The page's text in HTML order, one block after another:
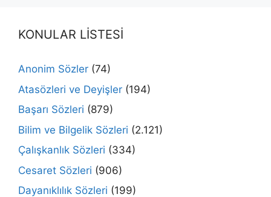
KONULAR LİSTESİ
Anonim Sözler (74)
Atasözleri ve Deyişler (194)
Başarı Sözleri (879)
Bilim ve Bilgelik Sözleri (2.121)
Çalışkanlık Sözleri (334)
Cesaret Sözleri (906)
Dayanıklılık Sözleri (199)